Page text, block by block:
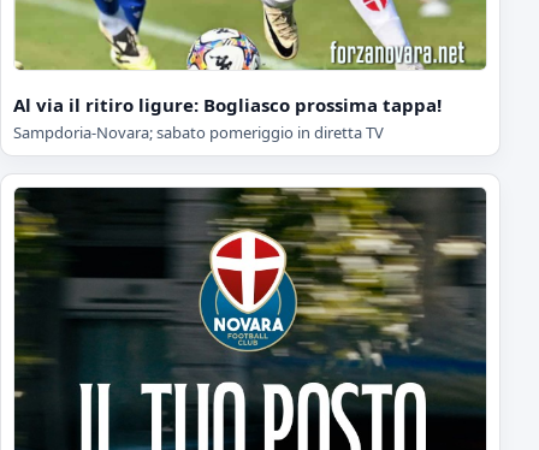
Al via il ritiro ligure: Bogliasco prossima tappa!
Sampdoria-Novara; sabato pomeriggio in diretta TV